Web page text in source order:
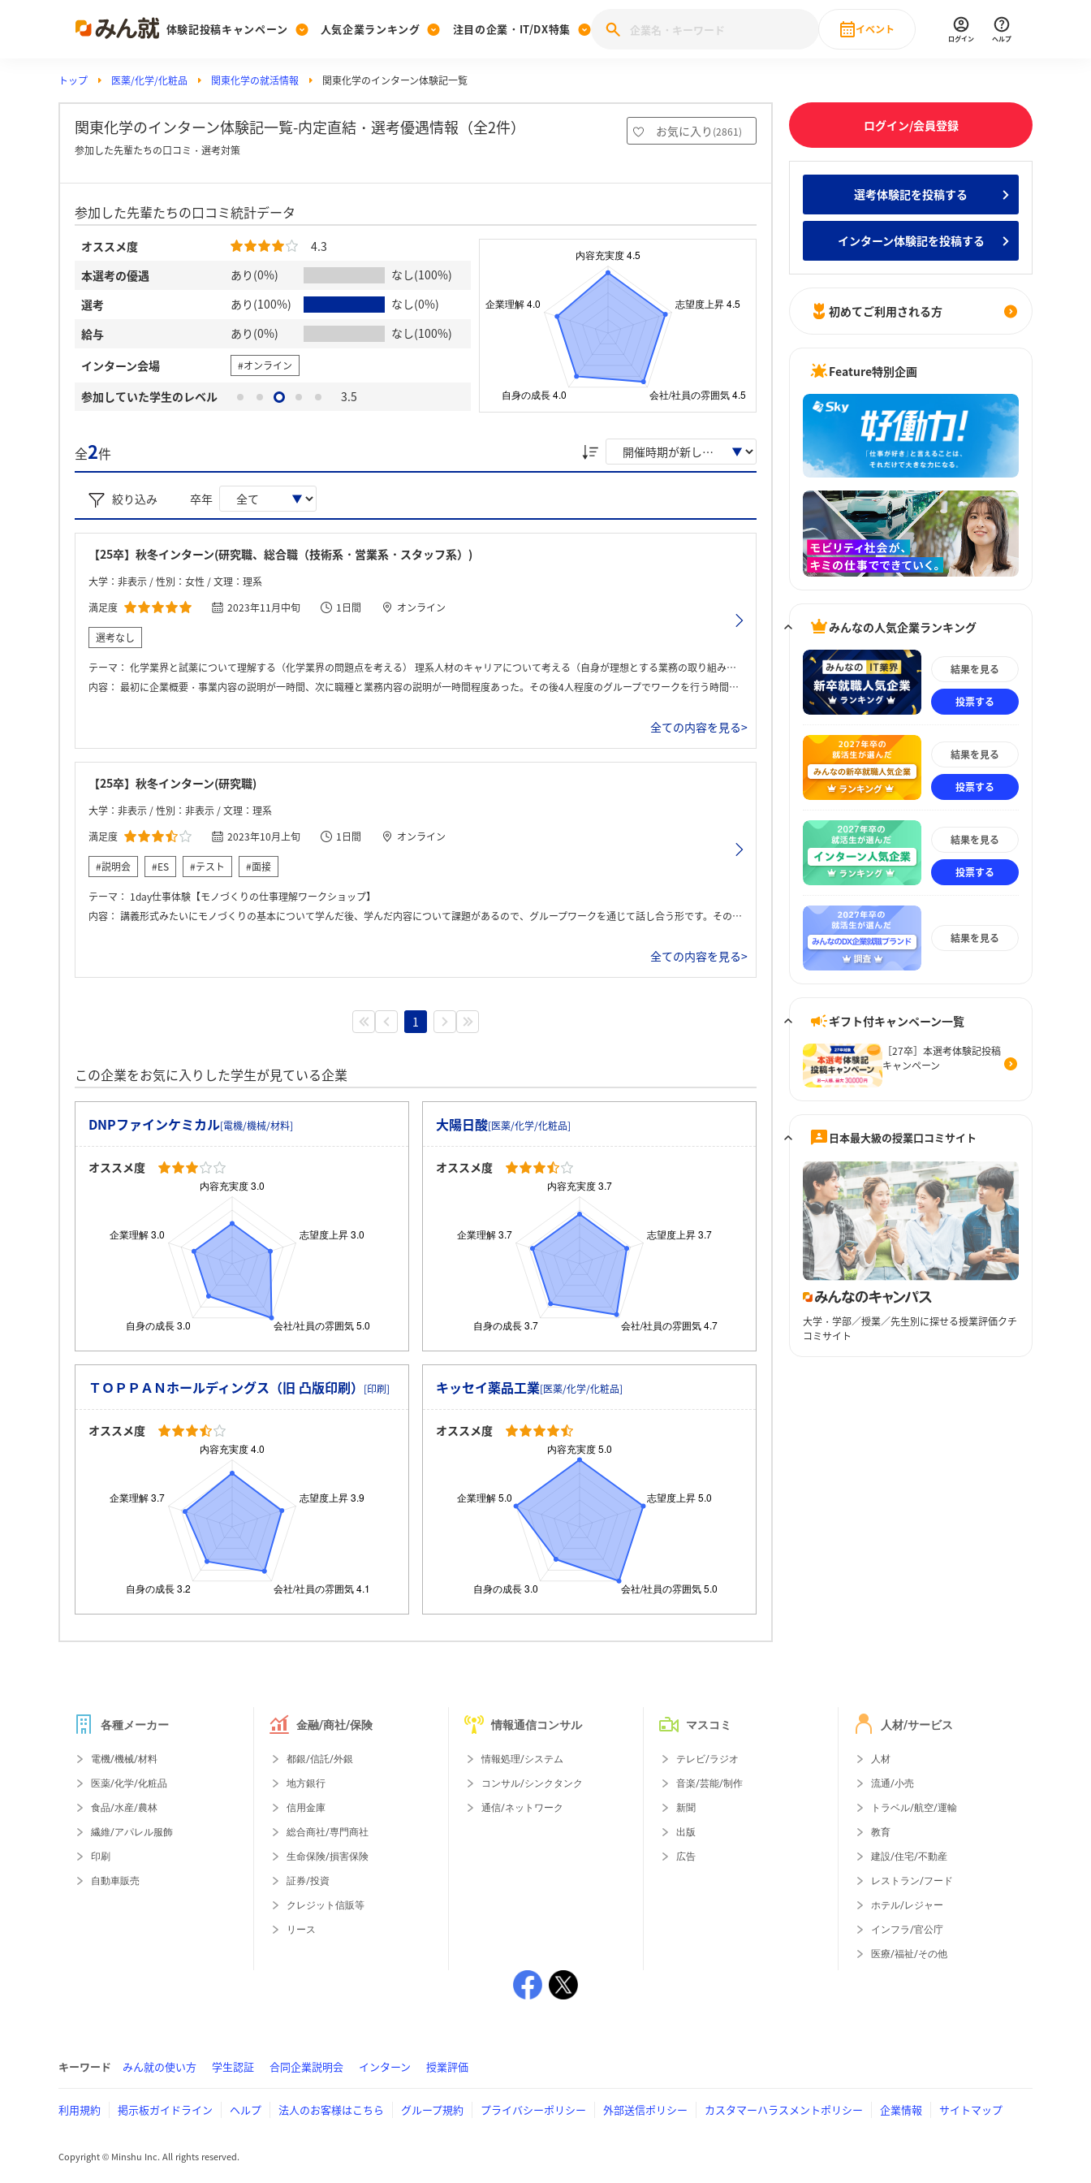
体験記投稿キャンペーン
Post
投稿する
[27卒] 本選考体験記投稿キャンペーン
人気企業ランキング
Ranking
ランキングを見る
みんなのDX企業就職ブランド調査
Vote
投票する
みんなの新卒就職人気企業ランキング みんなのインターン人気企業ランキ
注目の企業・IT/DX特集
PickUp
注目の企業特集
28卒 IT・DX現場社員インタビュー
イベント
直近のイベント一覧
ログイン ヘルプ
トップ 医薬/化学/化粧品 関東化学の就活情報 関東化学のインターン体験記一覧
関東化学のインターン体験記一覧-内定直結・選考優遇情報（全2件） お気に入り (2861)
参加した先輩たちの口コミ・選考対策
参加した先輩たちの口コミ統計データ
オススメ度
4.3
本選考の優遇
あり(0%)
なし(100%)
選考
あり(100%)
なし(0%)
給与
あり(0%)
なし(100%)
インターン会場
#オンライン
参加していた学生のレベル 3.5
全2件
絞り込み 卒年
【25卒】秋冬インターン(研究職、総合職（技術系・営業系・スタッフ系）)
大学：非表示 / 性別：女性 / 文理：理系
満足度
2023年11月中旬 1日間 オンライン
選考なし
テーマ： 化学業界と試薬について理解する（化学業界の問題点を考える） 理系人材のキャリアについて考える（自身が理想とする業務の取り組み方・業務内容を考える） 自己分析を行う（研究・営業・スタッフ職・技術職各々について、それぞれできるか・やりたいかとその理由を考える）
内容： 最初に企業概要・事業内容の説明が一時間、次に職種と業務内容の説明が一時間程度あった。その後4人程度のグループでワークを行う時間があり、日本の化学産業における課題、自分自身が取り組みたい仕事の方向性・役割・機能などについてグループで話しあった。
全ての内容を見る>
【25卒】秋冬インターン(研究職)
大学：非表示 / 性別：非表示 / 文理：理系
満足度
2023年10月上旬 1日間 オンライン
#説明会 #ES #テスト #面接
テーマ： 1day仕事体験【モノづくりの仕事理解ワークショップ】
内容： 講義形式みたいにモノづくりの基本について学んだ後、学んだ内容について課題があるので、グループワークを通じて話し合う形です。その後、グループワーク内で得られた結果を指名されたグループが発表するといった感じでした。
全ての内容を見る>
1
この企業をお気に入りした学生が見ている企業
DNPファインケミカル[電機/機械/材料]
オススメ度
大陽日酸[医薬/化学/化粧品]
オススメ度
ＴＯＰＰＡＮホールディングス（旧 凸版印刷） [印刷]
オススメ度
キッセイ薬品工業[医薬/化学/化粧品]
オススメ度
ログイン/会員登録
選考体験記を投稿する
インターン体験記を投稿する
初めてご利用される方
Feature特別企画
みんなの人気企業ランキング
結果を見る
投票する
結果を見る
投票する
結果を見る
投票する
結果を見る
ギフト付キャンペーン一覧
［27卒］本選考体験記投稿
キャンペーン
日本最大級の授業口コミサイト
大学・学部／授業／先生別に探せる授業評価クチ
コミサイト
各種メーカー
電機/機械/材料
医薬/化学/化粧品
食品/水産/農林
繊維/アパレル服飾
印刷
自動車販売
金融/商社/保険
都銀/信託/外銀
地方銀行
信用金庫
総合商社/専門商社
生命保険/損害保険
証券/投資
クレジット信販等
リース
情報通信コンサル
情報処理/システム
コンサル/シンクタンク
通信/ネットワーク
マスコミ
テレビ/ラジオ
音楽/芸能/制作
新聞
出版
広告
人材/サービス
人材
流通/小売
トラベル/航空/運輸
教育
建設/住宅/不動産
レストラン/フード
ホテル/レジャー
インフラ/官公庁
医療/福祉/その他
キーワード みん就の使い方 学生認証 合同企業説明会 インターン 授業評価
利用規約 掲示板ガイドライン ヘルプ 法人のお客様はこちら グループ規約 プライバシーポリシー 外部送信ポリシー カスタマーハラスメントポリシー 企業情報 サイトマップ
Copyright © Minshu Inc. All rights reserved.